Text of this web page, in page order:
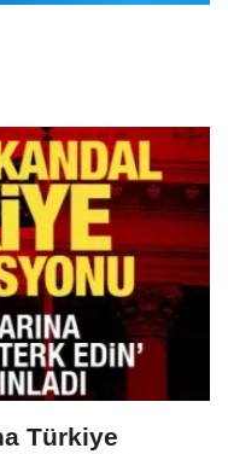
Türkiye